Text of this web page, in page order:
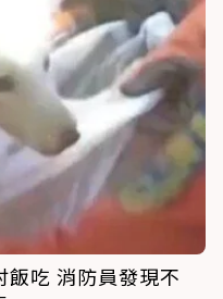
飯吃 消防員發現不